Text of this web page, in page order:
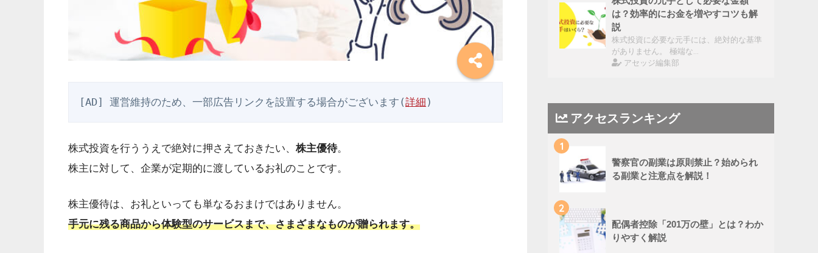
[AD] 運営維持のため、一部広告リンクを設置する場合がございます(詳細 )
株式投資を行ううえで絶対に押さえておきたい、 株主優待。
株主に対して、企業が定期的に渡しているお礼のことです。
株主優待は、お礼といっても単なるおまけではありません。
手元に残る商品から体験型のサービスまで、さまざまなものが贈られます。
は？効率的にお金を増やすコツも解
説
株式投資に必要な元手には、絶対的な基準
がありません。 極端な…
アセッジ編集部
アクセスランキング
1
警察官の副業は原則禁止？始められ
る副業と注意点を解説！
2
配偶者控除「201万の壁」とは？わか
りやすく解説